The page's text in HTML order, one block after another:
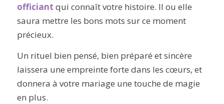
officiant qui connaît votre histoire. Il ou elle
saura mettre les bons mots sur ce moment
précieux.
Un rituel bien pensé, bien préparé et sincère
laissera une empreinte forte dans les cœurs, et
donnera à votre mariage une touche de magie
en plus.